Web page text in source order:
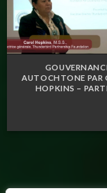
AUTOCHTONE PAR
HOPKINS –